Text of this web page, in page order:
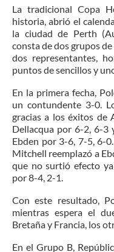
La tradicional Copa
historia, abrió el
la ciudad de Perth
consta de dos grupos
dos representantes,
puntos de sencillos y
En la primera fecha,
un contundente 3-0.
gracias a los éxitos de
Dellacqua por 6-2, 6-3
Ebden por 3-6, 7-5, 6-
Mitchell reemplazó a
que no surtió efecto
por 8-4, 2-1.
Con este resultado,
mientras espera el
Bretaña y Francia, los
En el Grupo B,